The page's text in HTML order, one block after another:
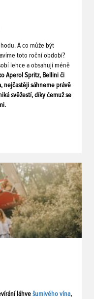
A co může být
toto roční období?
lehce a obsahují méně
Aperol Spritz, Bellini či
nejčastěji sáhneme právě
svěžestí, díky čemuž se
láhve šumivého vína,